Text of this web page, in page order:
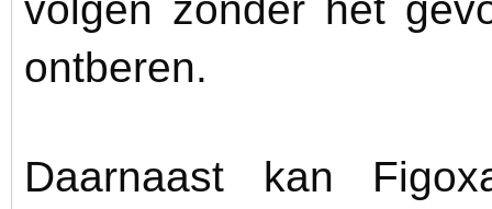
ontberen.
Daarnaast kan